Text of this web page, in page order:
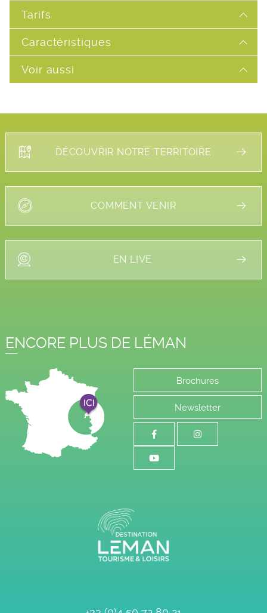
Tarifs
Caractéristiques
Voir aussi
DÉCOUVRIR NOTRE TERRITOIRE
COMMENT VENIR
EN LIVE
ENCORE PLUS DE LÉMAN
Brochures
Newsletter